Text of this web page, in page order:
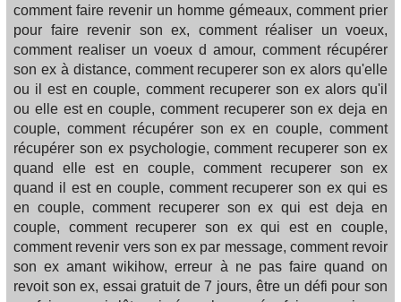
comment faire revenir un homme gémeaux, comment prier
pour faire revenir son ex, comment réaliser un voeux,
comment realiser un voeux d amour, comment récupérer
son ex à distance, comment recuperer son ex alors qu'elle
ou il est en couple, comment recuperer son ex alors qu'il
ou elle est en couple, comment recuperer son ex deja en
couple, comment récupérer son ex en couple, comment
récupérer son ex psychologie, comment recuperer son ex
quand elle est en couple, comment recuperer son ex
quand il est en couple, comment recuperer son ex qui es
en couple, comment recuperer son ex qui est deja en
couple, comment recuperer son ex qui est en couple,
comment revenir vers son ex par message, comment revoir
son ex amant wikihow, erreur à ne pas faire quand on
revoit son ex, essai gratuit de 7 jours, être un défi pour son